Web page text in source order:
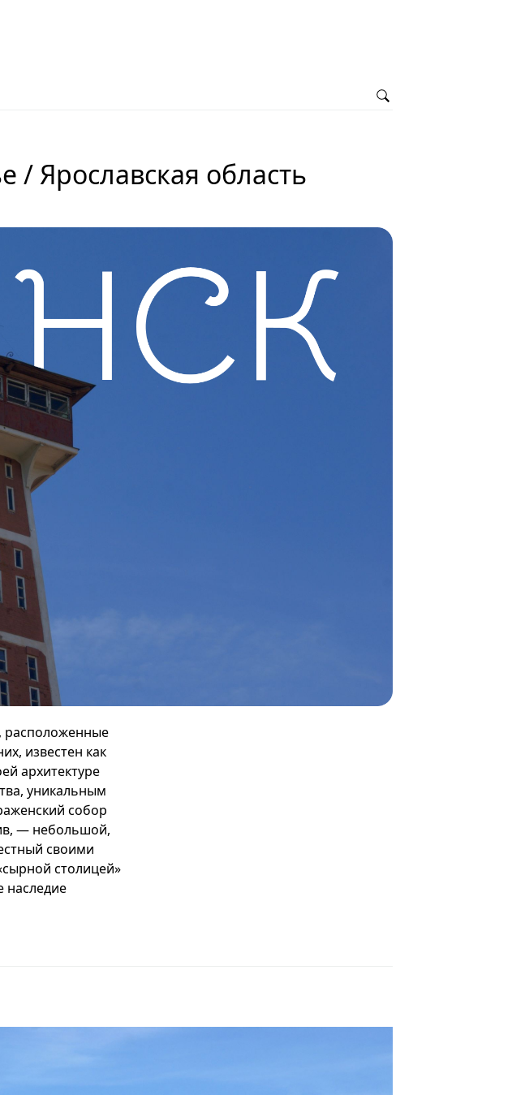
Ярославская область
расположенные
известен как
архитектуре
уникальным
собор
— небольшой,
своими
столицей»
наследие